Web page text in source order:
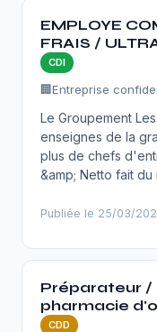
EMPLOYE
FRAIS /
CDI
🏢Entreprise
Le Groupement
enseignes de la
plus de chefs
&amp; Netto fait
Publiée le 25/03/
Préparateur /
pharmacie
CDD